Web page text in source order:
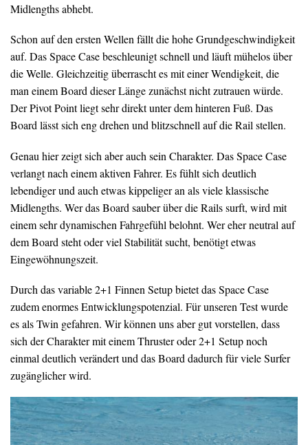
Midlengths abhebt.
Schon auf den ersten Wellen fällt die hohe Grundgeschwindigkeit
auf. Das Space Case beschleunigt schnell und läuft mühelos über
die Welle. Gleichzeitig überrascht es mit einer Wendigkeit, die
man einem Board dieser Länge zunächst nicht zutrauen würde.
Der Pivot Point liegt sehr direkt unter dem hinteren Fuß. Das
Board lässt sich eng drehen und blitzschnell auf die Rail stellen.
Genau hier zeigt sich aber auch sein Charakter. Das Space Case
verlangt nach einem aktiven Fahrer. Es fühlt sich deutlich
lebendiger und auch etwas kippeliger an als viele klassische
Midlengths. Wer das Board sauber über die Rails surft, wird mit
einem sehr dynamischen Fahrgefühl belohnt. Wer eher neutral auf
dem Board steht oder viel Stabilität sucht, benötigt etwas
Eingewöhnungszeit.
Durch das variable 2+1 Finnen Setup bietet das Space Case
zudem enormes Entwicklungspotenzial. Für unseren Test wurde
es als Twin gefahren. Wir können uns aber gut vorstellen, dass
sich der Charakter mit einem Thruster oder 2+1 Setup noch
einmal deutlich verändert und das Board dadurch für viele Surfer
zugänglicher wird.